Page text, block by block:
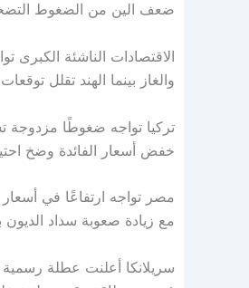
ضعف الين من الضغوط
الاقتصادات الناشئة الكبرى
والغاز بينما الهند تقلل
تركيا تواجه ضغوطًا مزدوجة
خفض أسعار الفائدة وضخ
مصر تواجه ارتفاعًا في أسعار
مع زيادة صعوبة سداد الديون
سريلانكا أعلنت عطلة رسمية